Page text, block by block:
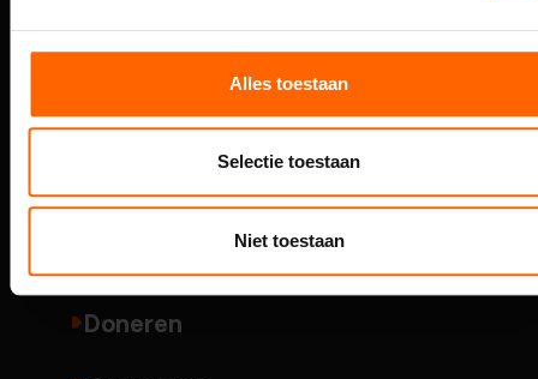
Alles toestaan
Selectie toestaan
Niet toestaan
Thema's
Standpunten
Doneren